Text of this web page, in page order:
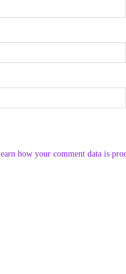
how your comment data is